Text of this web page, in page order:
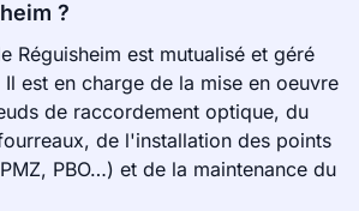
?
Réguisheim est mutualisé et géré
est en charge de la mise en oeuvre
de raccordement optique, du
de l'installation des points
PBO…) et de la maintenance du